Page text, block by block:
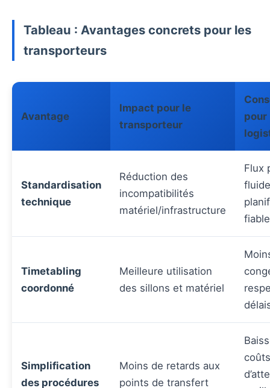
Tableau : Avantages concrets pour les
transporteurs
Avantage
Impact pour le
transporteur
pour
Standardisation
technique
Réduction des
incompatibilités
matériel/infrastructure
Flux
fiable
Timetabling
coordonné
Meilleure utilisation
des sillons et matériel
Simplification
des procédures
Moins de retards aux
points de transfert
coûts